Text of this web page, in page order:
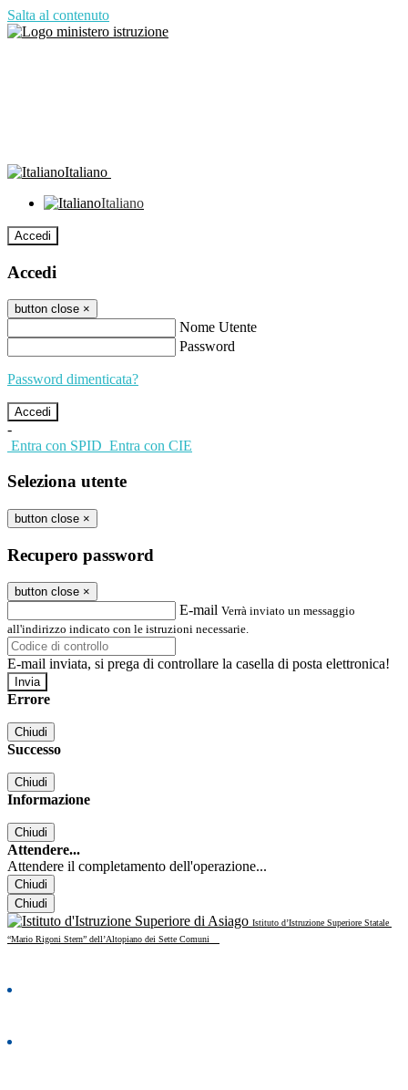
Salta al contenuto
Italiano
Italiano
Accedi
Accedi
button close ×
Nome Utente
Password
Password dimenticata?
-
Entra con SPID Entra con CIE
Seleziona utente
button close ×
Recupero password
button close ×
E-mail Verrà inviato un messaggio
all'indirizzo indicato con le istruzioni necessarie.
E-mail inviata, si prega di controllare la casella di posta elettronica!
Errore
Chiudi
Successo
Chiudi
Informazione
Chiudi
Attendere...
Attendere il completamento dell'operazione...
Chiudi
Chiudi
Istituto d’Istruzione Superiore Statale
“Mario Rigoni Stern” dell’Altopiano dei Sette Comuni